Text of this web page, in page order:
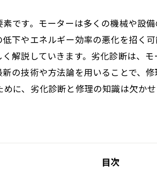
です。モーターは多くの機械や設
下やエネルギー効率の悪化を招く
解説していきます。劣化診断は、
の技術や方法論を用いることで、
に、劣化診断と修理の知識は欠か
目次